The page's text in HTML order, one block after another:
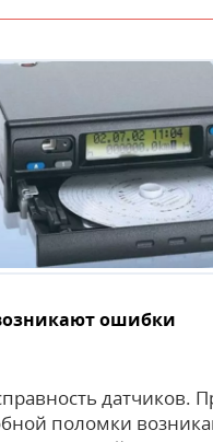
ошибки
датчиков.
поломки